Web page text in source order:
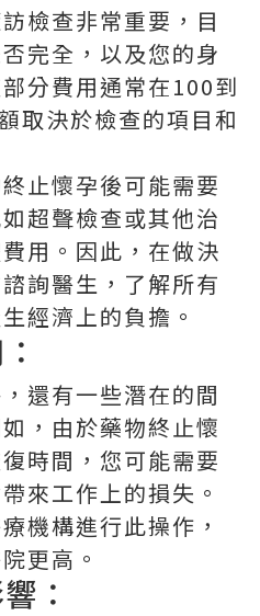
檢查非常重要，目
完全，以及您的身
分費用通常在100到
取決於檢查的項目和
止懷孕後可能需要
超聲檢查或其他治
用。因此，在做決
詢醫生，了解所有
經濟上的負擔。
還有一些潛在的間
，由於藥物終止懷
時間，您可能需要
來工作上的損失。
機構進行此操作，
更高。
：